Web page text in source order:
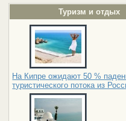
Туризм и отдых
На Кипре ожидают 50 %
туристического потока из